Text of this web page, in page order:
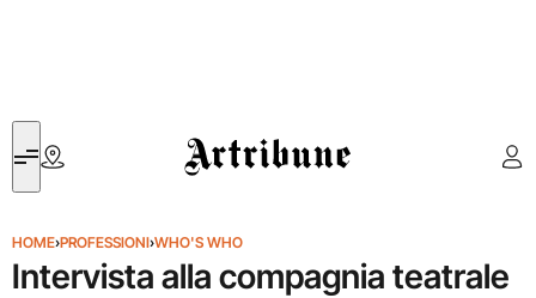
Artribune
HOME›PROFESSIONI›WHO'S WHO
Intervista alla compagnia teatrale